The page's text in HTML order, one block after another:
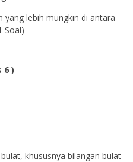
yang lebih mungkin di antara
Soal)
6 )
khususnya bilangan bulat